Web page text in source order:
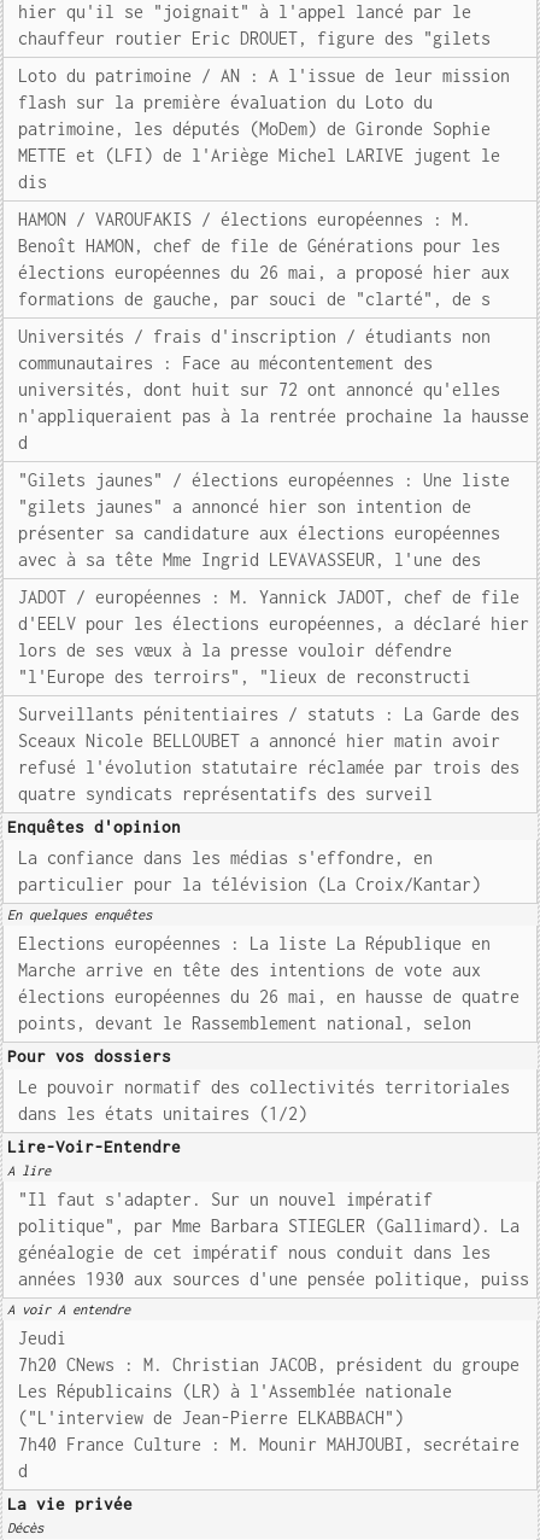
hier qu'il se "joignait" à l'appel lancé par le
chauffeur routier Eric DROUET, figure des "gilets
Loto du patrimoine / AN : A l'issue de leur mission
flash sur la première évaluation du Loto du
patrimoine, les députés (MoDem) de Gironde Sophie
METTE et (LFI) de l'Ariège Michel LARIVE jugent le
dis
HAMON / VAROUFAKIS / élections européennes : M.
Benoît HAMON, chef de file de Générations pour les
élections européennes du 26 mai, a proposé hier aux
formations de gauche, par souci de "clarté", de s
Universités / frais d'inscription / étudiants non
communautaires : Face au mécontentement des
universités, dont huit sur 72 ont annoncé qu'elles
n'appliqueraient pas à la rentrée prochaine la hausse
d
"Gilets jaunes" / élections européennes : Une liste
"gilets jaunes" a annoncé hier son intention de
présenter sa candidature aux élections européennes
avec à sa tête Mme Ingrid LEVAVASSEUR, l'une des
JADOT / européennes : M. Yannick JADOT, chef de file
d'EELV pour les élections européennes, a déclaré hier
lors de ses vœux à la presse vouloir défendre
"l'Europe des terroirs", "lieux de reconstructi
Surveillants pénitentiaires / statuts : La Garde des
Sceaux Nicole BELLOUBET a annoncé hier matin avoir
refusé l'évolution statutaire réclamée par trois des
quatre syndicats représentatifs des surveil
Enquêtes d'opinion
La confiance dans les médias s'effondre, en
particulier pour la télévision (La Croix/Kantar)
En quelques enquêtes
Elections européennes : La liste La République en
Marche arrive en tête des intentions de vote aux
élections européennes du 26 mai, en hausse de quatre
points, devant le Rassemblement national, selon
Pour vos dossiers
Le pouvoir normatif des collectivités territoriales
dans les états unitaires (1/2)
Lire-Voir-Entendre
A lire
"Il faut s'adapter. Sur un nouvel impératif
politique", par Mme Barbara STIEGLER (Gallimard). La
généalogie de cet impératif nous conduit dans les
années 1930 aux sources d'une pensée politique, puiss
A voir A entendre
Jeudi
7h20 CNews : M. Christian JACOB, président du groupe
Les Républicains (LR) à l'Assemblée nationale
("L'interview de Jean-Pierre ELKABBACH")
7h40 France Culture : M. Mounir MAHJOUBI, secrétaire
d
La vie privée
Décès